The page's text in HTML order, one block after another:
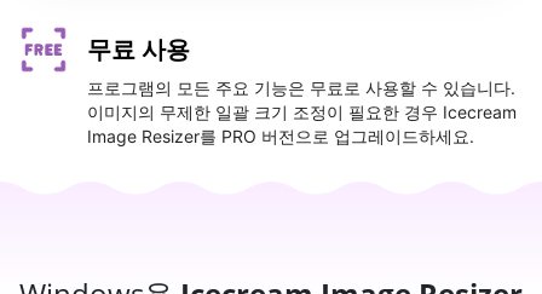
무료 사용
프로그램의 모든 주요 기능은 무료로 사용할 수 있습니다.
이미지의 무제한 일괄 크기 조정이 필요한 경우 Icecream
Image Resizer를 PRO 버전으로 업그레이드하세요.